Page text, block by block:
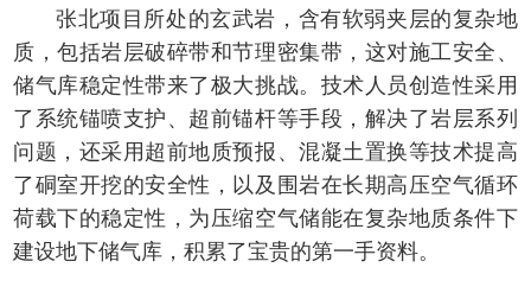
张北项目所处的玄武岩，含有软弱夹层的复杂地
质，包括岩层破碎带和节理密集带，这对施工安全、
储气库稳定性带来了极大挑战。技术人员创造性采用
了系统锚喷支护、超前锚杆等手段，解决了岩层系列
问题，还采用超前地质预报、混凝土置换等技术提高
了硐室开挖的安全性，以及围岩在长期高压空气循环
荷载下的稳定性，为压缩空气储能在复杂地质条件下
建设地下储气库，积累了宝贵的第一手资料。